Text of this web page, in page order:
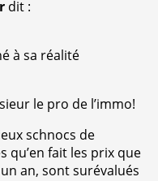
dit :
à sa réalité
le pro de l’immo!
schnocs de
qu’en fait les prix que
an, sont surévalués